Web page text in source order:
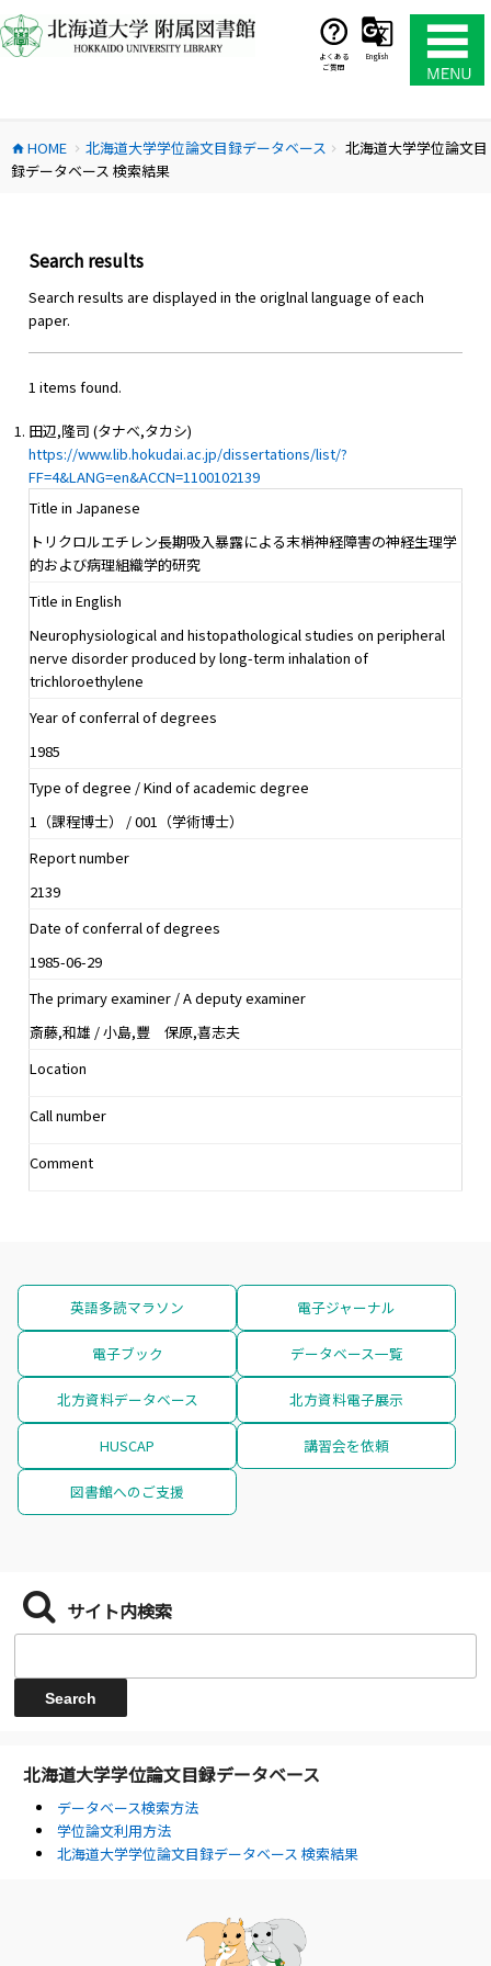
ン
テ
ス
キ
よくある
ご質問
English
home HOME chevron_right 北海道大学学位論文目録データベース chevron_right
北海道大学学位論文目
録データベース 検索結果
Search results
Search results are displayed in the origlnal language of each
paper.
1 items found.
田辺,隆司 (タナベ,タカシ)
https://www.lib.hokudai.ac.jp/dissertations/list/?
FF=4&LANG=en&ACCN=1100102139
Title in Japanese
トリクロルエチレン長期吸入暴露による末梢神経障害の神経生理学
的および病理組織学的研究
Title in English
Neurophysiological and histopathological studies on peripheral
nerve disorder produced by long-term inhalation of
trichloroethylene
Year of conferral of degrees
1985
Type of degree / Kind of academic degree
1（課程博士） / 001（学術博士）
Report number
2139
Date of conferral of degrees
1985-06-29
The primary examiner / A deputy examiner
斎藤,和雄 / 小島,豐 保原,喜志夫
Location
Call number
Comment
英語多読マラソン 電子ジャーナル
電子ブック データベース一覧
北方資料データベース 北方資料電子展示
HUSCAP 講習会を依頼
図書館へのご支援
サイト内検索
北海道大学学位論文目録データベース
データベース検索方法
学位論文利用方法
北海道大学学位論文目録データベース 検索結果